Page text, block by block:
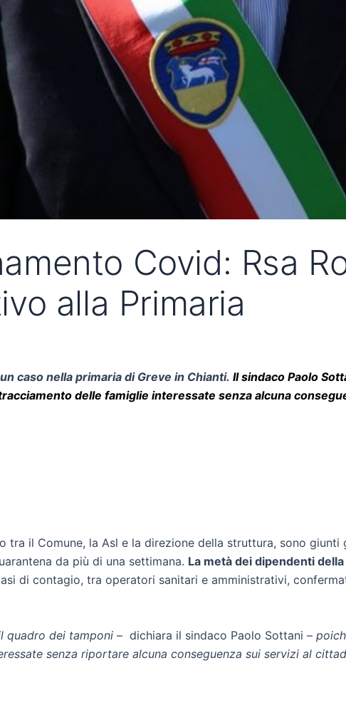
Covid: Rsa
alla Primaria
caso nella primaria di Greve in Chianti. Il sindaco Paolo
delle famiglie interessate senza alcuna
tra il Comune, la Asl e la direzione della struttura, sono
da più di una settimana. La metà dei dipendenti
di contagio, tra operatori sanitari e amministrativi,
quadro dei tamponi – dichiara il sindaco Paolo Sottani –
senza riportare alcuna conseguenza sui servizi al